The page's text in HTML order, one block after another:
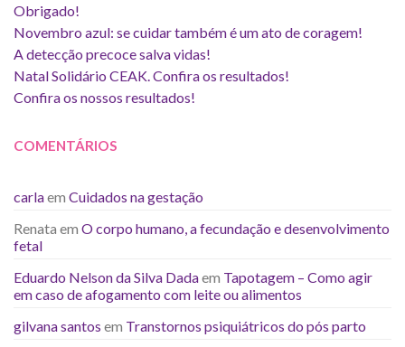
Obrigado!
Novembro azul: se cuidar também é um ato de coragem!
A detecção precoce salva vidas!
Natal Solidário CEAK. Confira os resultados!
Confira os nossos resultados!
COMENTÁRIOS
carlaem Cuidados na gestação
Renata em O corpo humano, a fecundação e desenvolvimento
fetal
Eduardo Nelson da Silva Dadaem Tapotagem – Como agir
em caso de afogamento com leite ou alimentos
gilvana santos em Transtornos psiquiátricos do pós parto